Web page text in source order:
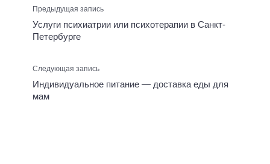
Предыдущая запись
Услуги психиатрии или психотерапии в Санкт-
Петербурге
Следующая запись
Индивидуальное питание — доставка еды для
мам